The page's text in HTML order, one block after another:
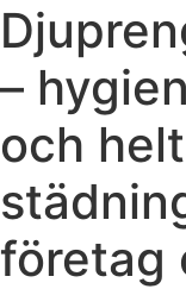
–
och
företag